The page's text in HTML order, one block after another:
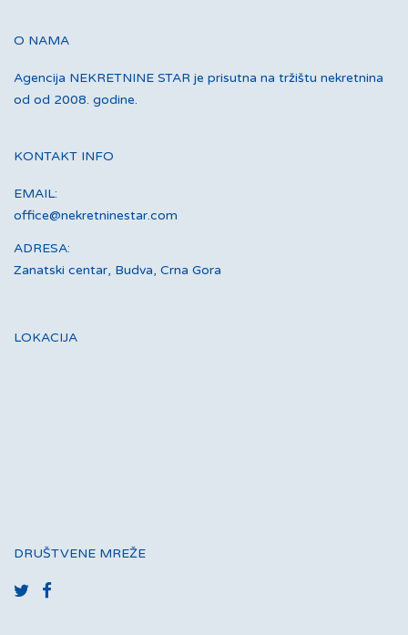
O NAMA
Agencija NEKRETNINE STAR je prisutna na tržištu nekretnina
od od 2008. godine.
KONTAKT INFO
EMAIL:
office@nekretninestar.com
ADRESA:
Zanatski centar, Budva, Crna Gora
LOKACIJA
DRUŠTVENE MREŽE